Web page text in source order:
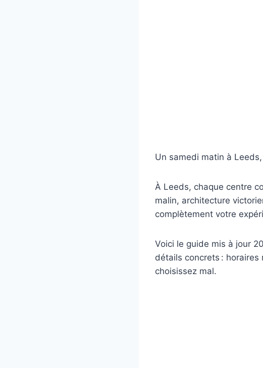
Un samedi matin à
À Leeds, chaque centre
malin, architecture
complètement votre
Voici le guide mis à jour
détails concrets :
choisissez mal.